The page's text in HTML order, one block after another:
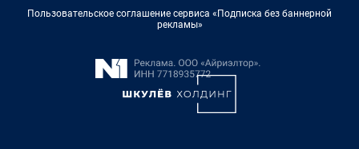
Пользовательское соглашение сервиса «Подписка без баннерной
рекламы»